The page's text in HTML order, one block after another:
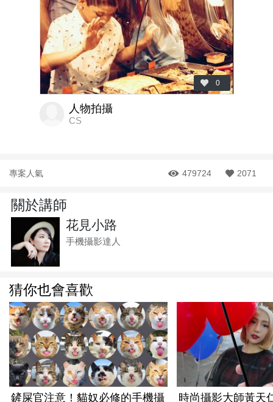
0
人物拍攝
CS
專案人氣 479724 2071
關於講師
花見小路
手機攝影達人
猜你也會喜歡
鏟屎官注意！貓奴必修的手機攝 時尚攝影大師黃天